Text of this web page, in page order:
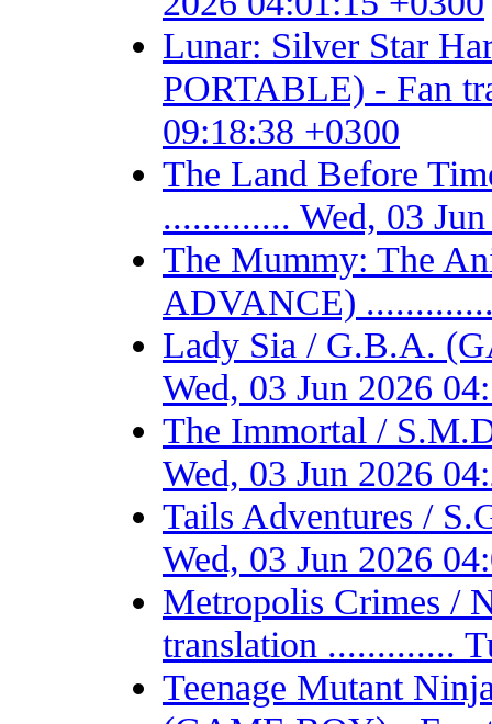
Lunar: Silver Star
PORTABLE) - Fan
09:18:38 +0300
The Land Before
............. Wed, 03
The Mummy: The
ADVANCE)
Lady Sia / G.B.A.
Wed, 03 Jun 2026
The Immortal /
Wed, 03 Jun 2026
Tails Adventures /
Wed, 03 Jun 2026
Metropolis Crimes /
translation .............
Teenage Mutant